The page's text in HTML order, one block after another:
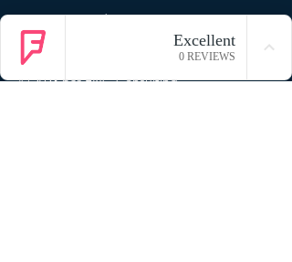
Termes et conditions
Mentions légales
© 2023 par ENG Consulting